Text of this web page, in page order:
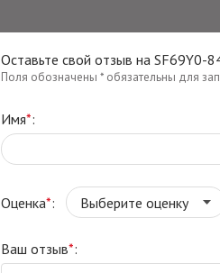
Оставьте свой отзыв на
Поля обозначены * обязательны для
Имя*:
Оценка*:
Ваш отзыв*: